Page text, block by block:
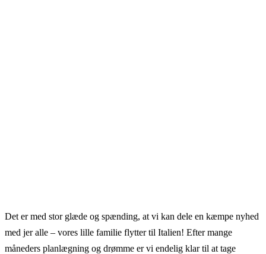
Det er med stor glæde og spænding, at vi kan dele en kæmpe nyhed
med jer alle – vores lille familie flytter til Italien! Efter mange
måneders planlægning og drømme er vi endelig klar til at tage